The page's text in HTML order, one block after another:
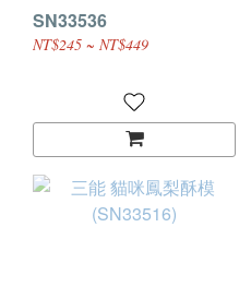
SN33536
NT$245 ~ NT$449